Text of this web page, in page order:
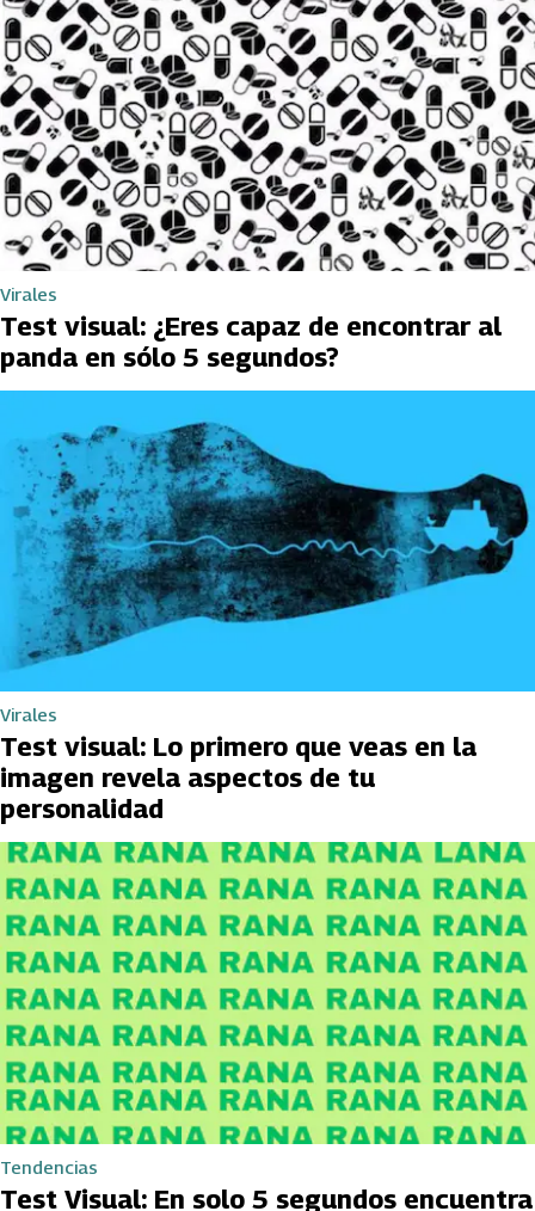
Virales
Test visual: ¿Eres capaz de encontrar al
panda en sólo 5 segundos?
Virales
Test visual: Lo primero que veas en la
imagen revela aspectos de tu
personalidad
Tendencias
Test Visual: En solo 5 segundos encuentra